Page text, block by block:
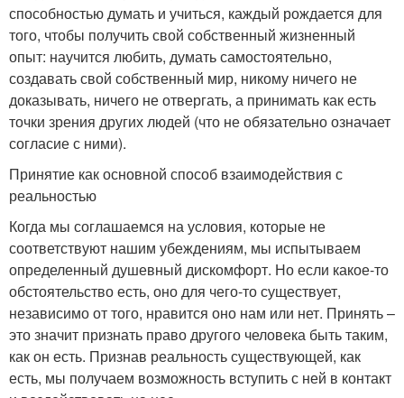
способностью думать и учиться, каждый рождается для
того, чтобы получить свой собственный жизненный
опыт: научится любить, думать самостоятельно,
создавать свой собственный мир, никому ничего не
доказывать, ничего не отвергать, а принимать как есть
точки зрения других людей (что не обязательно означает
согласие с ними).
Принятие как основной способ взаимодействия с
реальностью
Когда мы соглашаемся на условия, которые не
соответствуют нашим убеждениям, мы испытываем
определенный душевный дискомфорт. Но если какое-то
обстоятельство есть, оно для чего-то существует,
независимо от того, нравится оно нам или нет. Принять –
это значит признать право другого человека быть таким,
как он есть. Признав реальность существующей, как
есть, мы получаем возможность вступить с ней в контакт